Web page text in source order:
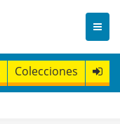
Colecciones